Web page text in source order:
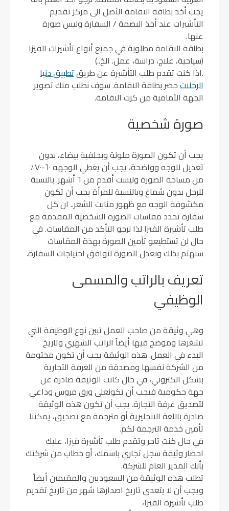
يجب أخذ بطاقة الاقامة الأصل الى مركز تقديم
التأشيرات عند أخذ البصمة / السفارة وليس صورة
عنها.
بطاقة الاقامة مطلوبة في جميع أنواع تأشيرات الفيزا
(سياحية، علاج، دراسة، عمل. الخ..)
.اذا كنت تقدم طلب التأشيرة عن طريقتطبيق دنيا
الرحلاتحضر بطاقة الاقامة. سوف نطلب منك تصوير
الجهة الأمامية من كرت الاقامة.
صورة شخصية
يجب أن تكون الصورة ملونة وبخلفية بيضاء، بدون
تعديل للوجه وواضحة، يجب أن يغطي الوجهه ٦٠-٧٠٪
من مساحة الصورة وليست أقدم من ٦ أشهر. بالنسبة
للرجل بدون شماغ وبالنسبة للمرأة يجب أن تكون
مكشوفة الوجه مع ظهور منابت الشعر.. ان كل
سفارة تحدد مقاسات الصورة الشخصية المقدمة مع
طلب تأشيرة الفيزا لذا نرجو التأكد من المقاسات. في
حال لن تستطيعو تأمين الصورة بهذة المقاسات
سنهتم بذلك ونعدل الصورة لتوافق احتياجات السفارة.
تعريف بالراتب والمسمى
الوظيفي
وهي وثيقة من صاحب العمل تبين نوع الوظيفة التي
تشغرها وموضح فيها أيضاً الراتب الشهري وتاريخ
البدء في العمل. هذه الوثيقة يجب أن تكون مختومة
من الشركة نفسها ومصدقة من الغرفة التجارية
بشكل الكتروني، في حال كانت الوثيقة صادرة عن
جهة حكومية فيجب أن تكونعلى ورق مروس وداعي
لتصديق غرفة التجارة. يجب أن تكون هذه الوثيقة
صادرة باللغة الانجليزية أو مترجمة مع تصديق، يمكننا
تأمين خدمة الترجمة لكم.
في حال كنت تاجر وتقدم طلب تأشيرة فيزا، عليك
احضار وثيقة سجل تجاري باسمك، أو خطاب من شركتك
بأنك المدير العام للشركة.
تطلب هذه الوثيقة من السعوديين والمقيمين أيضاً
ويجب أن لا يتعدى تاريخ اصدارها شهر من تاريخ تقديم
طلب تأشيرة الفيزا،